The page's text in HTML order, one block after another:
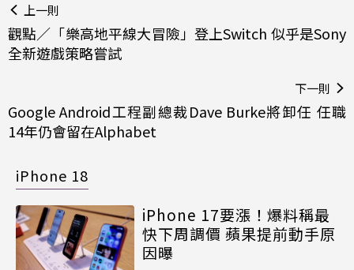
上一則
觀點／「樂高地平線大冒險」登上Switch 似乎是Sony
全新遊戲策略嘗試
下一則
Google Android工程副總裁Dave Burke將卸任 任職
14年仍會留在Alphabet
iPhone 18
iPhone 17要漲！爆料稱最
快下周調價 蘋果提前動手原
因曝